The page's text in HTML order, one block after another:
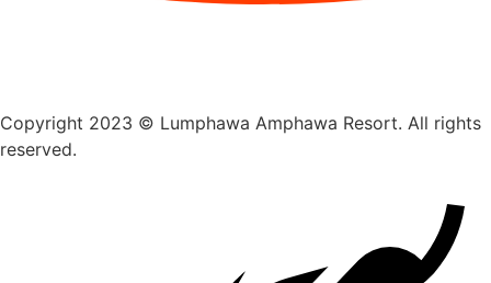
Copyright 2023 © Lumphawa Amphawa Resort. All rights
reserved.